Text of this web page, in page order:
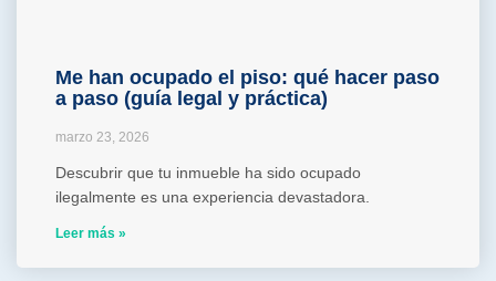
Me han ocupado el piso: qué hacer paso
a paso (guía legal y práctica)
marzo 23, 2026
Descubrir que tu inmueble ha sido ocupado
ilegalmente es una experiencia devastadora.
Leer más »